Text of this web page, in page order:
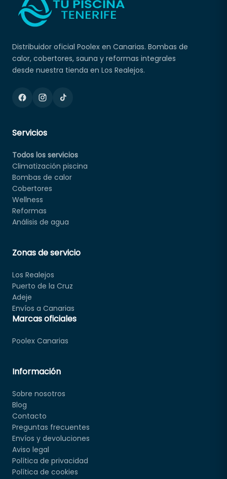
Distribuidor oficial Poolex en Canarias. Bombas de
calor, cobertores, sauna y reformas integrales
desde nuestra tienda en Los Realejos.
Servicios
Todos los servicios
Climatización piscina
Bombas de calor
Cobertores
Wellness
Reformas
Análisis de agua
Zonas de servicio
Los Realejos
Puerto de la Cruz
Adeje
Envíos a Canarias
Marcas oficiales
Poolex Canarias
Información
Sobre nosotros
Blog
Contacto
Preguntas frecuentes
Envíos y devoluciones
Aviso legal
Política de privacidad
Política de cookies